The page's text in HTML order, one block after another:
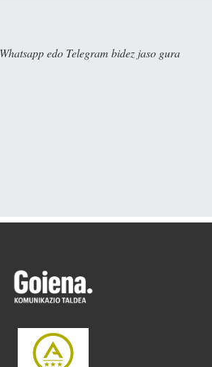
edo Telegram bidez jaso gura